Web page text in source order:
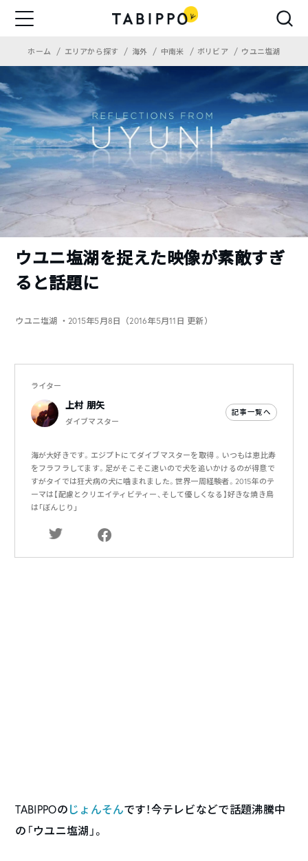
ホーム エリアから探す 海外 中南米 ボリビア ウユニ塩湖
ウユニ塩湖を捉えた映像が素敵すぎ
ると話題に
ウユニ塩湖 ・2015年5月8日（2016年5月11日 更新）
ライター
上村 朋矢
ダイブマスター
記事一覧へ
海が大好きです。エジプトにてダイブマスターを取得 。いつもは恵比寿
をフラフラしてます。足がそこそこ速いので犬を追いかけるのが得意で
すがタイでは狂犬病の犬に噛まれました。世界一周経験者。2015年のテ
ーマは【配慮とクリエイティビティー、そして優しくなる】好きな焼き鳥
は｢ぼんじり｣
TABIPPOのじょんそんです！今テレビなどで話題沸騰中
の「ウユニ塩湖」。